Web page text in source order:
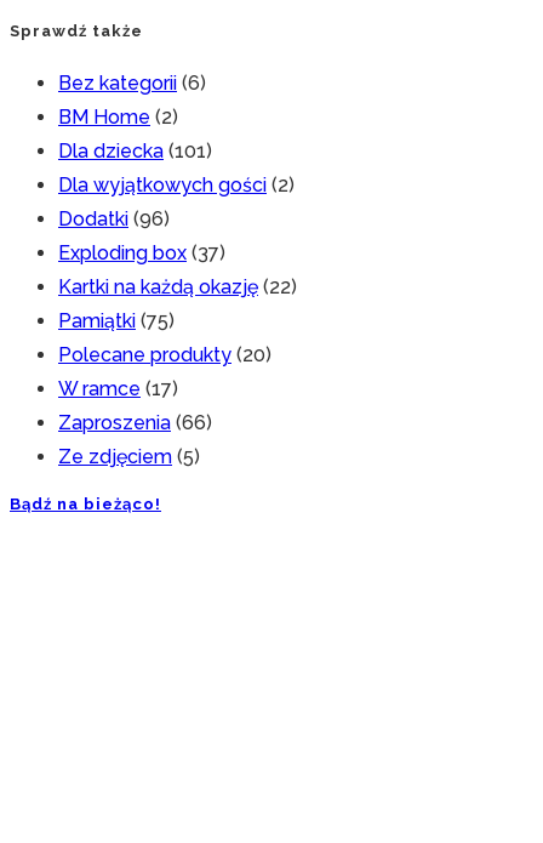
Sprawdź także
Bez kategorii (6)
BM Home (2)
Dla dziecka (101)
Dla wyjątkowych gości (2)
Dodatki (96)
Exploding box (37)
Kartki na każdą okazję (22)
Pamiątki (75)
Polecane produkty (20)
W ramce (17)
Zaproszenia (66)
Ze zdjęciem (5)
Bądź na bieżąco!